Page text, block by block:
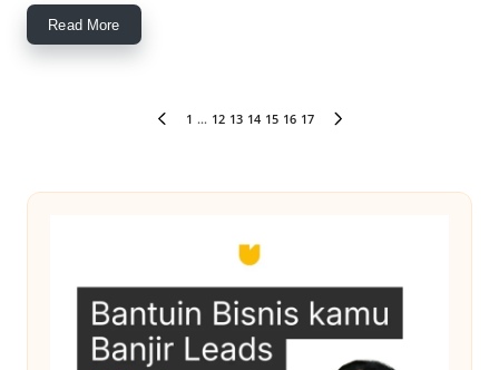
Read More
PaginasiPREVIOUS
1 … 12 13 14 15 16 17